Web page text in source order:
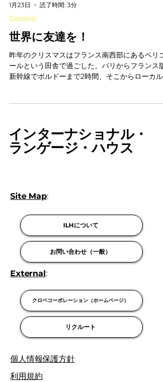
ULOB00BM.html
1月23日 読了時間: 3分
General
世界に友達を！
昨年のクリスマスはフランス南西部にあるペリゴ
ールという田舎で過ごした。パリからフランス版
新幹線でボルドーまで2時間、そこからローカル
のニューヨーク、経費節減でほぼ真水の公立屋内
スイミングプールだった。ロッカールームはパド
ロックという錠が必要で、一番大きく重そうなも
くなった。彼らと知り合ったことでフレンチコネ
ションだけでなく、ベルギー、ハイチ、タヒチ、
カリブフランス諸島、モロッコなど、私の知らな
い世界との繋がりができていった。 この夫妻を通
してフランスのローカルな世界も知ることができ
た。元農家の娘だったビビアン、お婆さんがフォ
アグラ作りの名人で、お祖父さんは豚を使ってト
リフュを探す名人。ナショナルジ
インターナショナル・
ランゲージ・ハウス
Site Map:
ILHについて
お問い合わせ（一般）
External:
クロベコーポレーション（ホームページ）
リクルート
個人情報保護方針
利用規約